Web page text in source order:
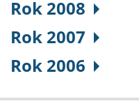
Rok 2008
Rok 2007
Rok 2006